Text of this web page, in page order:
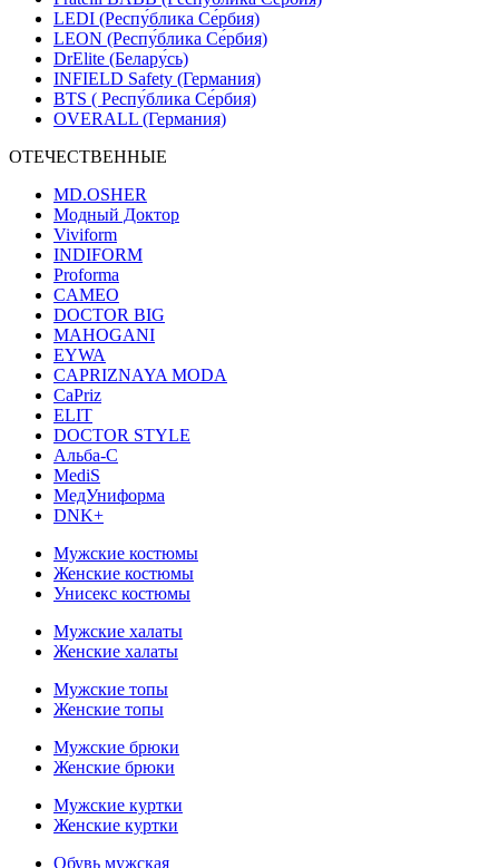
LEDI (Респу́блика Се́рбия)
LEON (Респу́блика Се́рбия)
DrElite (Белару́сь)
INFIELD Safety (Германия)
BTS ( Респу́блика Се́рбия)
OVERALL (Германия)
ОТЕЧЕСТВЕННЫЕ
MD.OSHER
Модный Доктор
Viviform
INDIFORM
Proforma
CAMEO
DOCTOR BIG
MAHOGANI
EYWA
CAPRIZNAYA MODA
CaPriz
ELIT
DOCTOR STYLE
Альба-С
MediS
МедУниформа
DNK+
Мужские костюмы
Женские костюмы
Унисекс костюмы
Мужские халаты
Женские халаты
Мужские топы
Женские топы
Мужские брюки
Женские брюки
Мужские куртки
Женские куртки
Обувь мужская